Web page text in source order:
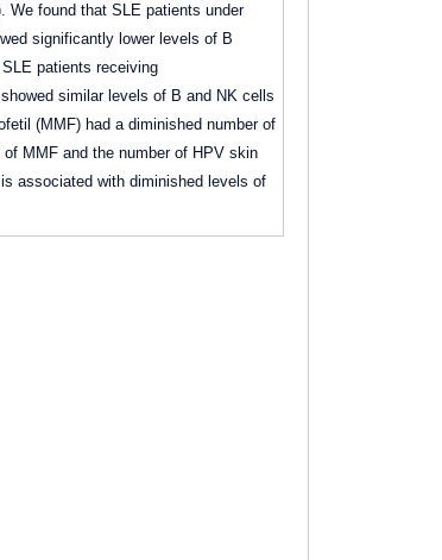
We found that SLE patients under
significantly lower levels of B
patients receiving
similar levels of B and NK cells
(MMF) had a diminished number of
MMF and the number of HPV skin
associated with diminished levels of